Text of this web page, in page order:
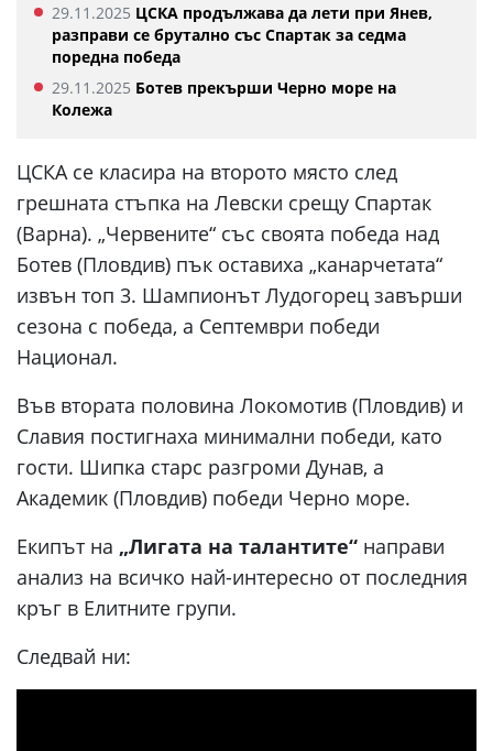
29.11.2025 ЦСКА продължава да лети при Янев,
разправи се брутално със Спартак за седма
поредна победа
29.11.2025 Ботев прекърши Черно море на
Колежа
ЦСКА се класира на второто място след
грешната стъпка на Левски срещу Спартак
(Варна). „Червените“ със своята победа над
Ботев (Пловдив) пък оставиха „канарчетата“
извън топ 3. Шампионът Лудогорец завърши
сезона с победа, а Септември победи
Национал.
Във втората половина Локомотив (Пловдив) и
Славия постигнаха минимални победи, като
гости. Шипка старс разгроми Дунав, а
Академик (Пловдив) победи Черно море.
Екипът на „Лигата на талантите“ направи
анализ на всичко най-интересно от последния
кръг в Елитните групи.
Следвай ни: